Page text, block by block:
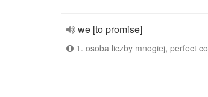
we [to promise]
1. osoba liczby mnogiej, perfect